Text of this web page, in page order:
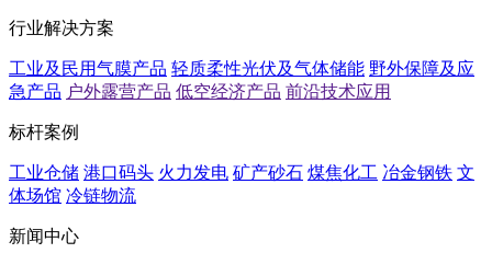
行业解决方案
工业及民用气膜产品 轻质柔性光伏及气体储能 野外保障及应
急产品 户外露营产品 低空经济产品 前沿技术应用
标杆案例
工业仓储 港口码头 火力发电 矿产砂石 煤焦化工 冶金钢铁 文
体场馆 冷链物流
新闻中心